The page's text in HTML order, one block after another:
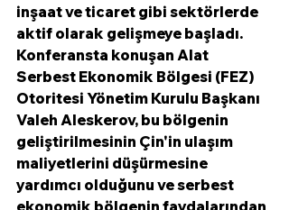
inşaat ve ticaret gibi sektörlerde
aktif olarak gelişmeye başladı.
Konferansta konuşan Alat
Serbest Ekonomik Bölgesi (FEZ)
Otoritesi Yönetim Kurulu Başkanı
Valeh Aleskerov, bu bölgenin
geliştirilmesinin Çin'in ulaşım
maliyetlerini düşürmesine
yardımcı olduğunu ve serbest
ekonomik bölgenin faydalarından